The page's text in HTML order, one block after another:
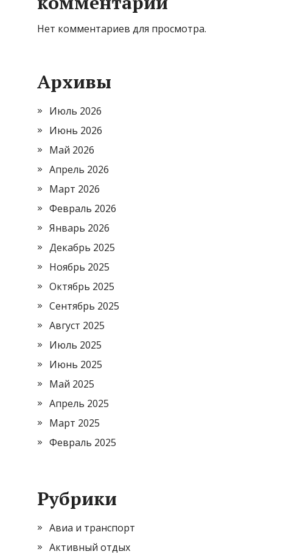
Нет комментариев для просмотра.
Архивы
Июль 2026
Июнь 2026
Май 2026
Апрель 2026
Март 2026
Февраль 2026
Январь 2026
Декабрь 2025
Ноябрь 2025
Октябрь 2025
Сентябрь 2025
Август 2025
Июль 2025
Июнь 2025
Май 2025
Апрель 2025
Март 2025
Февраль 2025
Рубрики
Авиа и транспорт
Активный отдых